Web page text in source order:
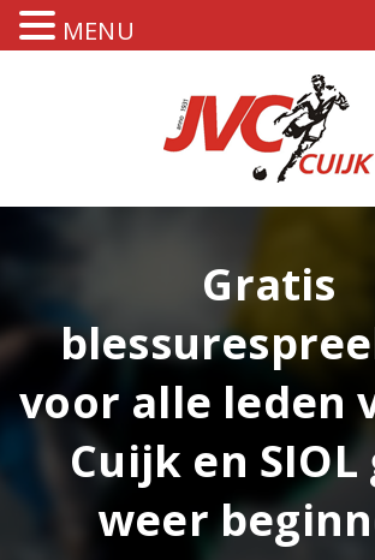
Gratis
voor alle leden
Cuijk en
weer
MENU